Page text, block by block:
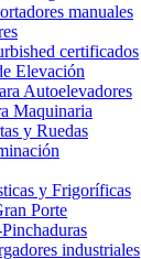
manuales
certificados
Elevación
Autoelevadores
Maquinaria
y Ruedas
y Frigoríficas
Porte
industriales